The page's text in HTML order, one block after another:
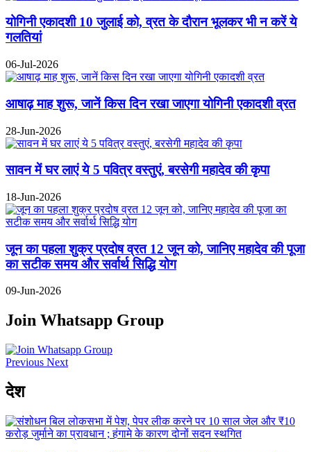
योगिनी एकादशी 10 जुलाई को, व्रत के दौरान भूलकर भी न करें ये
गलतियां
06-Jul-2026
आषाढ़ माह शुरू, जानें किस दिन रखा जाएगा योगिनी एकादशी व्रत
28-Jun-2026
सावन में घर लाएं ये 5 पवित्र वस्तुएं, बरसेगी महादेव की कृपा
18-Jun-2026
जून का पहला शुक्र प्रदोष व्रत 12 जून को, जानिए महादेव की पूजा
का सटीक समय और सर्वार्थ सिद्धि योग
09-Jun-2026
Join Whatsapp Group
Previous Next
देश